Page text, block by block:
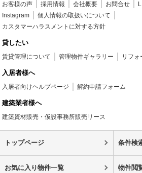
お客様の声
採用情報 会社概要 お問合せ
Instagram
個人情報の取扱いについて
カスタマーハラスメントに対する方針
貸したい
賃貸管理について 管理物件ギャラリー リフォ
入居者様へ
入居者向けヘルプページ 解約申請フォーム
建築業者様へ
建築資材販売・仮設事務所販売リース
トップページ 条件検
お気に入り物件一覧 物件閲